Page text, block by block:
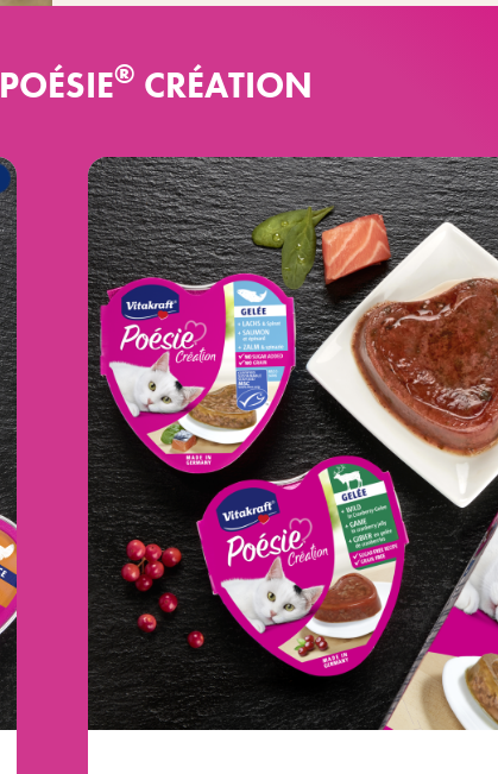
POÉSIE® CRÉATION
Création in
Het assortiment omvat de
Création met zalm &
Création met wild in
Création Multipack met de varianten zalm &